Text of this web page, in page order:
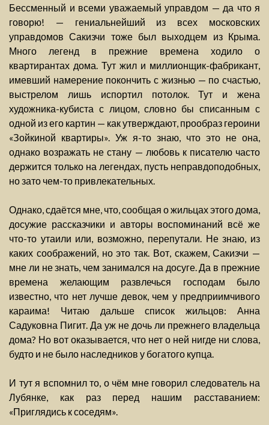
Бессменный и всеми уважаемый управдом — да что я
говорю! — гениальнейший из всех московских
управдомов Сакизчи тоже был выходцем из Крыма.
Много легенд в прежние времена ходило о
квартирантах дома. Тут жил и миллионщик-фабрикант,
имевший намерение покончить с жизнью — по счастью,
выстрелом лишь испортил потолок. Тут и жена
художника-кубиста с лицом, словно бы списанным с
одной из его картин — как утверждают, прообраз героини
«Зойкиной квартиры». Уж я-то знаю, что это не она,
однако возражать не стану — любовь к писателю часто
держится только на легендах, пусть неправдоподобных,
но зато чем-то привлекательных.
Однако, сдаётся мне, что, сообщая о жильцах этого дома,
досужие рассказчики и авторы воспоминаний всё же
что-то утаили или, возможно, перепутали. Не знаю, из
каких соображений, но это так. Вот, скажем, Сакизчи —
мне ли не знать, чем занимался на досуге. Да в прежние
времена желающим развлечься господам было
известно, что нет лучше девок, чем у предприимчивого
караима! Читаю дальше список жильцов: Анна
Садуковна Пигит. Да уж не дочь ли прежнего владельца
дома? Но вот оказывается, что нет о ней нигде ни слова,
будто и не было наследников у богатого купца.
И тут я вспомнил то, о чём мне говорил следователь на
Лубянке, как раз перед нашим расставанием:
«Приглядись к соседям».